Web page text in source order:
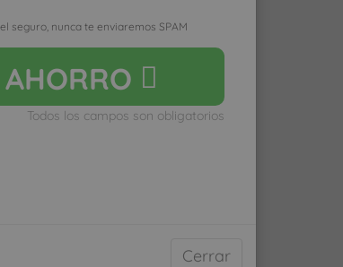
al médico pagarás
mucho pagarás
normal
seguro, nunca te enviaremos SPAM
Todos los campos son obligatorios
Cerrar